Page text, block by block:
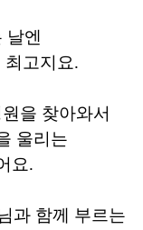
엔
최고지요.
을 찾아와서
울리는
요.
과 함께 부르는